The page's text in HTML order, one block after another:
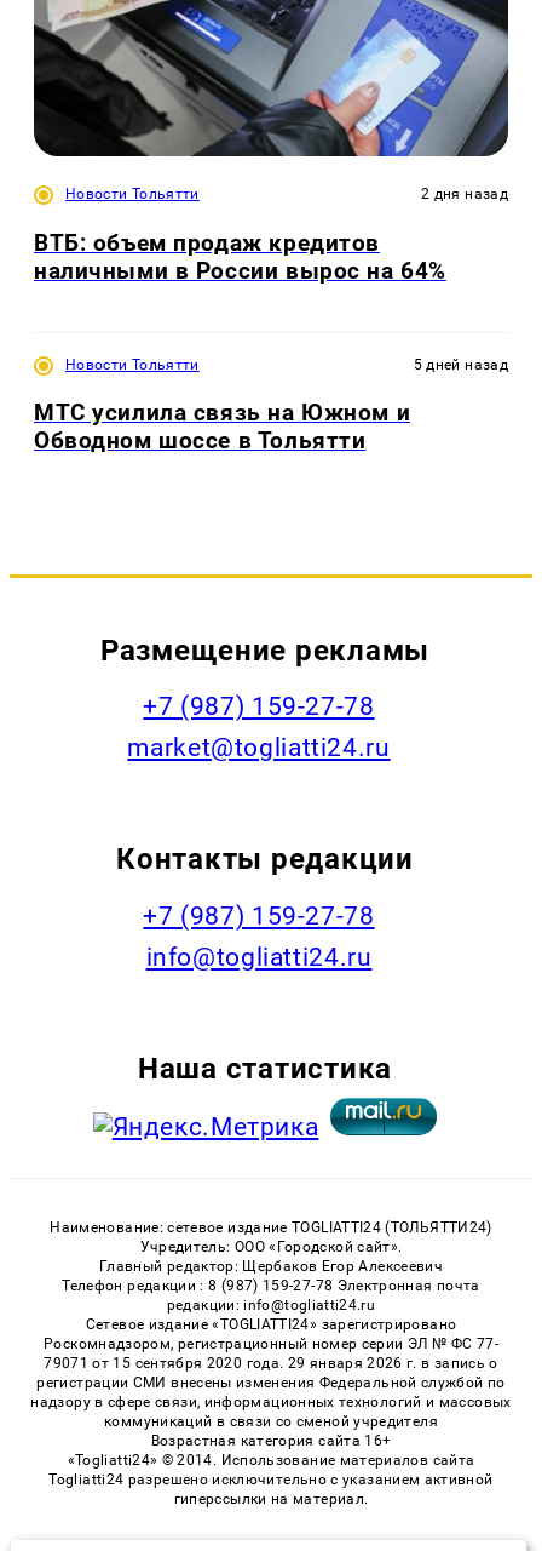
Новости Тольятти 2 дня назад
ВТБ: объем продаж кредитов
наличными в России вырос на 64%
Новости Тольятти 5 дней назад
МТС усилила связь на Южном и
Обводном шоссе в Тольятти
Размещение рекламы
+7 (987) 159-27-78
market@togliatti24.ru
Контакты редакции
+7 (987) 159-27-78
info@togliatti24.ru
Наша статистика
Наименование: сетевое издание TOGLIATTI24 (ТОЛЬЯТТИ24)
Учредитель: ООО «Городской сайт».
Главный редактор: Щербаков Егор Алексеевич
Телефон редакции : 8 (987) 159-27-78 Электронная почта
редакции: info@togliatti24.ru
Сетевое издание «TOGLIATTI24» зарегистрировано
Роскомнадзором, регистрационный номер серии ЭЛ № ФС 77-
79071 от 15 сентября 2020 года. 29 января 2026 г. в запись о
регистрации СМИ внесены изменения Федеральной службой по
надзору в сфере связи, информационных технологий и массовых
коммуникаций в связи со сменой учредителя
Возрастная категория сайта 16+
«Togliatti24» © 2014. Использование материалов сайта
Togliatti24 разрешено исключительно с указанием активной
гиперссылки на материал.